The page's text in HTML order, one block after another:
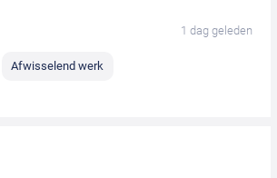
1 dag geleden
Afwisselend werk